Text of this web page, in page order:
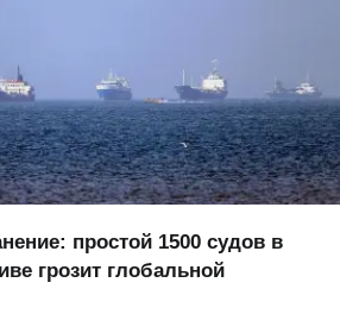
простой 1500 судов в
грозит глобальной